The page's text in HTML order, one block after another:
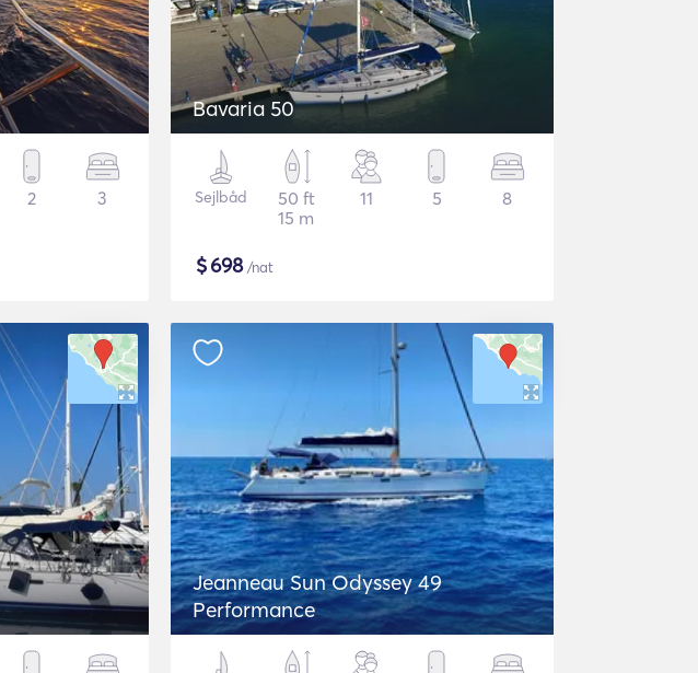
2 3
Bavaria 50
Sejlbåd
50 ft
15 m
11 5 8
$698/nat
Jeanneau Sun Odyssey 49
Performance